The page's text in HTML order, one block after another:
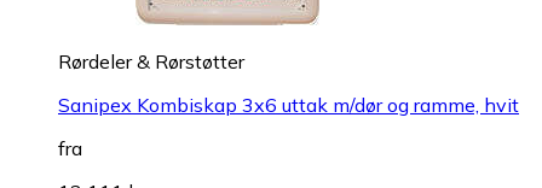
Rørdeler & Rørstøtter
Sanipex Kombiskap 3x6 uttak m/dør og ramme, hvit
fra